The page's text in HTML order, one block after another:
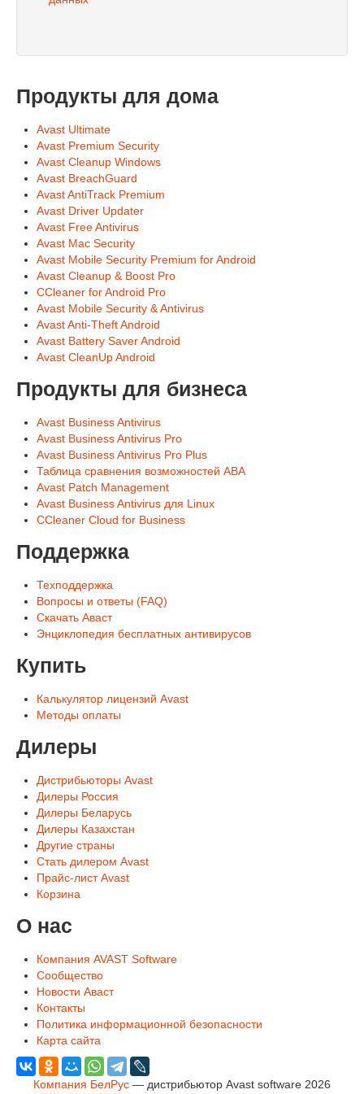
Продукты для дома
Avast Ultimate
Avast Premium Security
Avast Cleanup Windows
Avast BreachGuard
Avast AntiTrack Premium
Avast Driver Updater
Avast Free Antivirus
Avast Mac Security
Avast Mobile Security Premium for Android
Avast Cleanup & Boost Pro
CCleaner for Android Pro
Avast Mobile Security & Antivirus
Avast Anti-Theft Android
Avast Battery Saver Android
Avast CleanUp Android
Продукты для бизнеса
Avast Business Antivirus
Avast Business Antivirus Pro
Avast Business Antivirus Pro Plus
Таблица сравнения возможностей ABA
Avast Patch Management
Avast Business Antivirus для Linux
CCleaner Cloud for Business
Поддержка
Техподдержка
Вопросы и ответы (FAQ)
Скачать Аваст
Энциклопедия бесплатных антивирусов
Купить
Калькулятор лицензий Avast
Методы оплаты
Дилеры
Дистрибьюторы Avast
Дилеры Россия
Дилеры Беларусь
Дилеры Казахстан
Другие страны
Стать дилером Avast
Прайс-лист Avast
Корзина
О нас
Компания AVAST Software
Сообщество
Новости Аваст
Контакты
Политика информационной безопасности
Карта сайта
Компания БелРус — дистрибьютор Avast software 2026